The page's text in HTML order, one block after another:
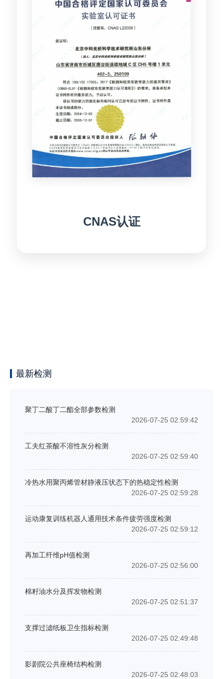
CNAS认证
最新检测
聚丁二酸丁二酯全部参数检测
2026-07-25 02:59:42
工夫红茶酸不溶性灰分检测
2026-07-25 02:59:40
冷热水用聚丙烯管材静液压状态下的热稳定性检测
2026-07-25 02:59:28
运动康复训练机器人通用技术条件疲劳强度检测
2026-07-25 02:59:12
再加工纤维pH值检测
2026-07-25 02:56:00
棉籽油水分及挥发物检测
2026-07-25 02:51:37
支撑过滤纸板卫生指标检测
2026-07-25 02:49:48
影剧院公共座椅结构检测
2026-07-25 02:48:03